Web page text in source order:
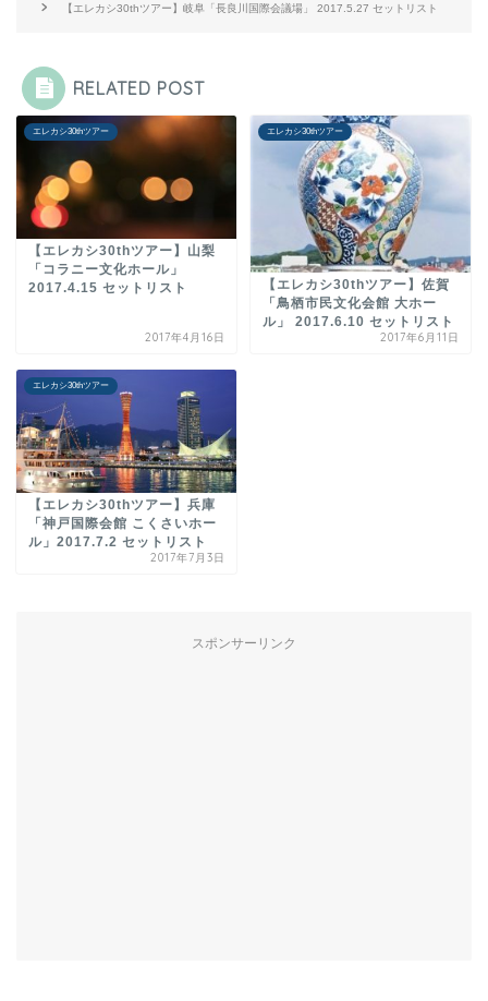
【エレカシ30thツアー】岐阜「長良川国際会議場」 2017.5.27 セットリスト
RELATED POST
エレカシ30thツアー
【エレカシ30thツアー】山梨
「コラニー文化ホール」
2017.4.15 セットリスト
2017年4月16日
エレカシ30thツアー
【エレカシ30thツアー】佐賀
「鳥栖市民文化会館 大ホー
ル」 2017.6.10 セットリスト
2017年6月11日
エレカシ30thツアー
【エレカシ30thツアー】兵庫
「神戸国際会館 こくさいホー
ル」2017.7.2 セットリスト
2017年7月3日
スポンサーリンク